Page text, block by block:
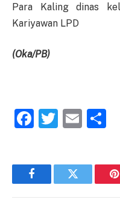
Para Kaling dinas
Kariyawan LPD
(Oka/PB)
Facebook
Twitter
Email
FacebookTwitter